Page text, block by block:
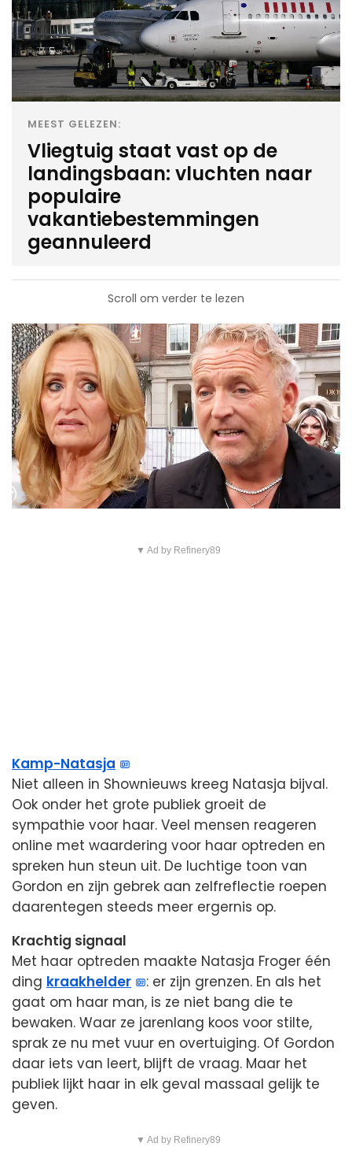
MEEST GELEZEN:
Vliegtuig staat vast op de
landingsbaan: vluchten naar
populaire
vakantiebestemmingen
geannuleerd
Scroll om verder te lezen
▼ Ad by Refinery89
Kamp-Natasja
Niet alleen in Shownieuws kreeg Natasja bijval.
Ook onder het grote publiek groeit de
sympathie voor haar. Veel mensen reageren
online met waardering voor haar optreden en
spreken hun steun uit. De luchtige toon van
Gordon en zijn gebrek aan zelfreflectie roepen
daarentegen steeds meer ergernis op.
Krachtig signaal
Met haar optreden maakte Natasja Froger één
ding kraakhelder
: er zijn grenzen. En als het
gaat om haar man, is ze niet bang die te
bewaken. Waar ze jarenlang koos voor stilte,
sprak ze nu met vuur en overtuiging. Of Gordon
daar iets van leert, blijft de vraag. Maar het
publiek lijkt haar in elk geval massaal gelijk te
geven.
▼ Ad by Refinery89